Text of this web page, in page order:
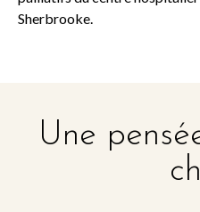
Sherbrooke.
Une